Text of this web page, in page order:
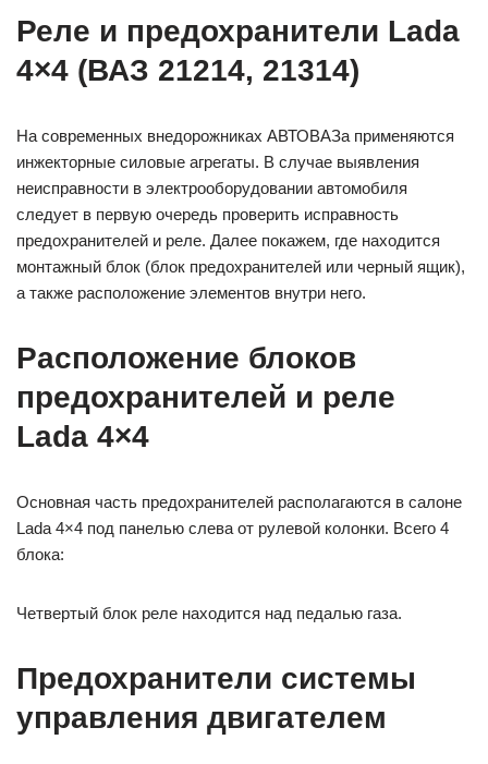
Реле и предохранители Lada
4×4 (ВАЗ 21214, 21314)
На современных внедорожниках АВТОВАЗа применяются
инжекторные силовые агрегаты. В случае выявления
неисправности в электрооборудовании автомобиля
следует в первую очередь проверить исправность
предохранителей и реле. Далее покажем, где находится
монтажный блок (блок предохранителей или черный ящик),
а также расположение элементов внутри него.
Расположение блоков
предохранителей и реле
Lada 4×4
Основная часть предохранителей располагаются в салоне
Lada 4×4 под панелью слева от рулевой колонки. Всего 4
блока:
Четвертый блок реле находится над педалью газа.
Предохранители системы
управления двигателем